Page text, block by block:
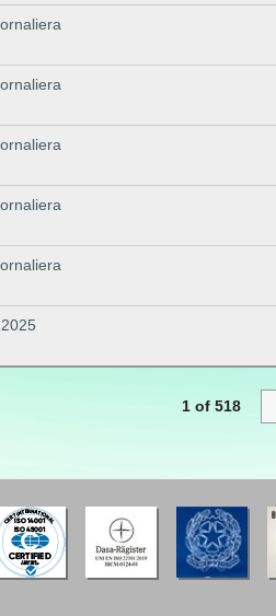
1 of 518